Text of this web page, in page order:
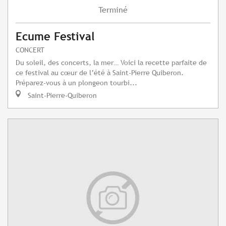
Terminé
Ecume Festival
CONCERT
Du soleil, des concerts, la mer… Voici la recette parfaite de
ce festival au cœur de l’été à Saint-Pierre Quiberon.
Préparez-vous à un plongeon tourbi...
Saint-Pierre-Quiberon